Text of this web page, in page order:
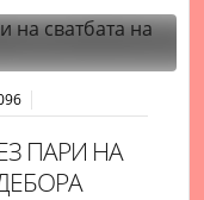
ПАРИ НА